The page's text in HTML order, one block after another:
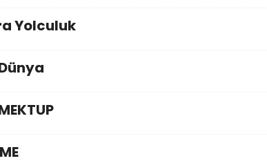
Yolculuk